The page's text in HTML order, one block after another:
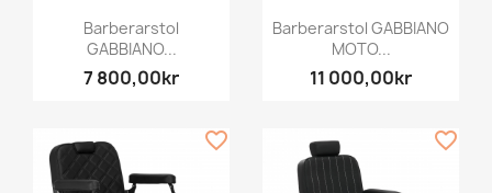
Barberarstol
GABBIANO...
7 800,00kr
Barberarstol GABBIANO
MOTO...
11 000,00kr
favorite_border favorite_border